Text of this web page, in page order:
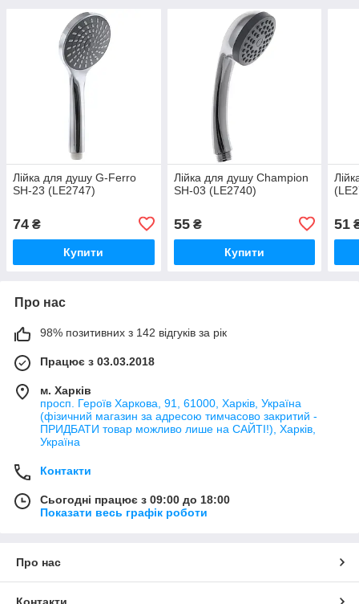
Лійка для душу G-Ferro
SH-23 (LE2747)
74 ₴
Купити
Лійка для душу Champion
SH-03 (LE2740)
55₴
Купити
51
Про нас
98% позитивних з 142 відгуків за рік
Працює з 03.03.2018
м. Харків
просп. Героїв Харкова, 91, 61000, Харків, Україна
(фізичний магазин за адресою тимчасово закритий -
ПРИДБАТИ товар можливо лише на САЙТІ!), Харків,
Україна
Контакти
Сьогодні працює з 09:00 до 18:00
Показати весь графік роботи
Про нас
Контакти